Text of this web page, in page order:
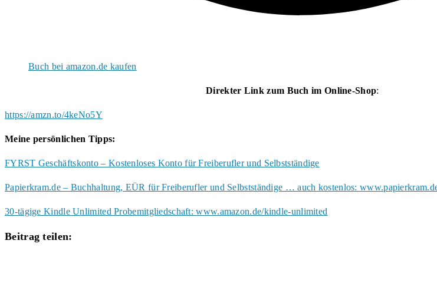
Buch bei amazon.de kaufen
Direkter Link zum Buch im Online-Shop:
https://amzn.to/4keNo5Y
Meine persönlichen Tipps:
FYRST Geschäftskonto – Kostenloses Konto für Freiberufler und Selbstständige
Papierkram.de – Buchhaltung, EÜR für Freiberufler und Selbstständige … auch kostenlos:
30-tägige Kindle Unlimited Probemitgliedschaft: www.amazon.de/kindle-unlimited
Beitrag teilen: